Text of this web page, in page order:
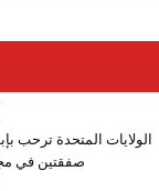
الولايات المتحدة ترحب
صفقتين في